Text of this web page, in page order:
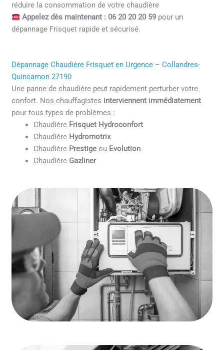
réduire la consommation de votre chaudière
Appelez dès maintenant : 06 20 20 20 59pour un
dépannage Frisquet rapide et sécurisé.
Dépannage Chaudière Frisquet en Urgence – Collandres-
Quincarnon 27190
Une panne de chaudière peut rapidement perturber votre
confort. Nos chauffagistes interviennent immédiatement
pour tous types de problèmes :
Chaudière Frisquet Hydroconfort
Chaudière Hydromotrix
Chaudière Prestige ou Evolution
Chaudière Gazliner